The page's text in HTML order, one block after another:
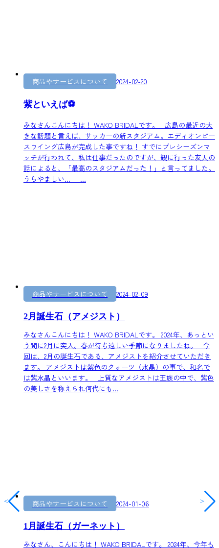
< >
商品やサービスについて 2024-02-20
紫といえば⚽
みなさんこんにちは！ WAKO BRIDALです。 広島の最近の大
きな話題と言えば、サッカーの新スタジアム。エディオンピー
スウイング広島が完成した事ですね！ すでにプレシーズンマ
ッチが行われて、私は仕事だったのですが、観に行った友人の
話によると、「最高のスタジアムだった！」と言ってました。
うらやましい... ...
商品やサービスについて 2024-02-09
2月誕生石（アメジスト）
みなさんこんにちは！ WAKO BRIDALです。 2024年、あっとい
う間に2月に突入。春が待ち遠しい季節になりましたね。 今
回は、2月の誕生石である、アメジストを紹介させていただき
ます。 アメジストは紫⾊のクォーツ（⽔晶）の事で、和名で
は紫⽔晶といいます。 上質なアメジストは王族の中で、紫色
の美しさを称えられ何代にも...
商品やサービスについて 2024-01-06
1月誕生石（ガーネット）
みなさん、こんにちは！ WAKO BRIDALです。 2024年、今年も